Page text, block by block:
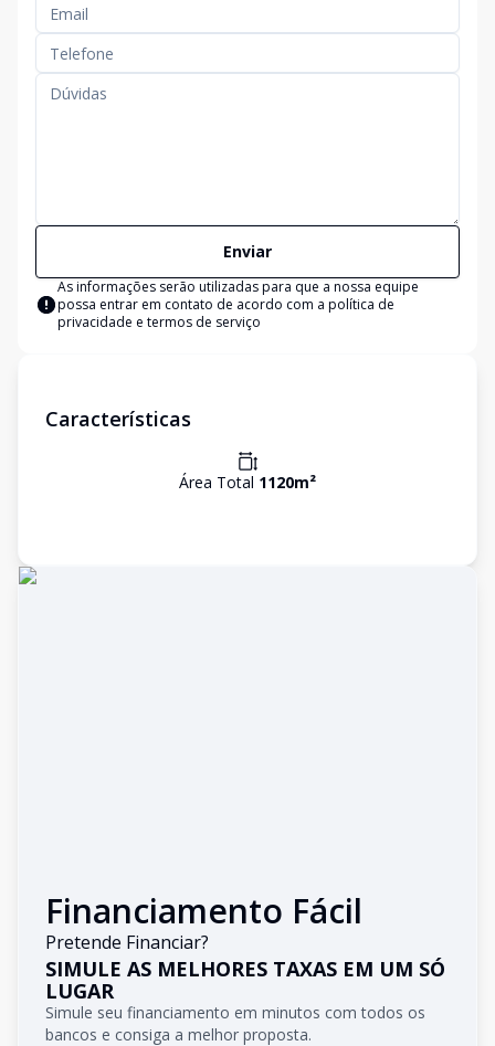
Enviar
As informações serão utilizadas para que a nossa equipe
possa entrar em contato de acordo com a política de
privacidade e termos de serviço
Características
Área Total 1120m²
Financiamento Fácil
Pretende Financiar?
SIMULE AS MELHORES TAXAS EM UM SÓ
LUGAR
Simule seu financiamento em minutos com todos os
bancos e consiga a melhor proposta.